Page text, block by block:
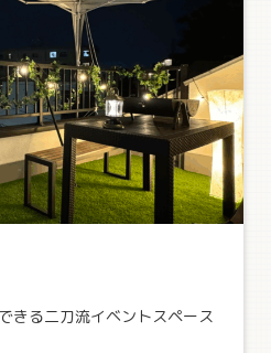
きる二刀流イベントスペース